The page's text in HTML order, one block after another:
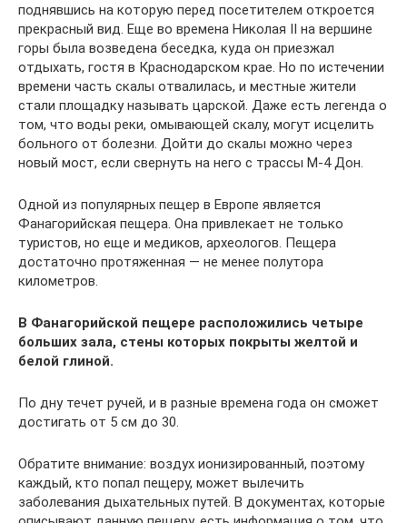
поднявшись на которую перед посетителем откроется
прекрасный вид. Еще во времена Николая II на вершине
горы была возведена беседка, куда он приезжал
отдыхать, гостя в Краснодарском крае. Но по истечении
времени часть скалы отвалилась, и местные жители
стали площадку называть царской. Даже есть легенда о
том, что воды реки, омывающей скалу, могут исцелить
больного от болезни. Дойти до скалы можно через
новый мост, если свернуть на него с трассы М-4 Дон.
Одной из популярных пещер в Европе является
Фанагорийская пещера. Она привлекает не только
туристов, но еще и медиков, археологов. Пещера
достаточно протяженная — не менее полутора
километров.
В Фанагорийской пещере расположились четыре
больших зала, стены которых покрыты желтой и
белой глиной.
По дну течет ручей, и в разные времена года он сможет
достигать от 5 см до 30.
Обратите внимание: воздух ионизированный, поэтому
каждый, кто попал пещеру, может вылечить
заболевания дыхательных путей. В документах, которые